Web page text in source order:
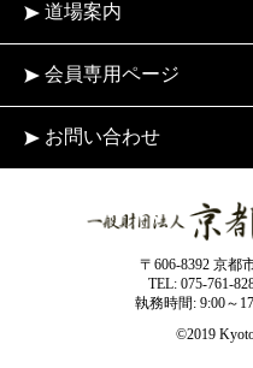
道場案内
会員専用ページ
お問い合わせ
〒606-8392 京都
TEL: 075-761-
執務時間: 9:00～
©2019